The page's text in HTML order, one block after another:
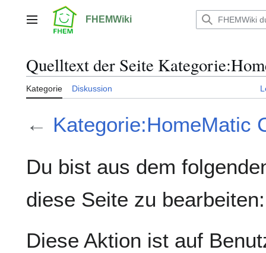
springenHauptmenü FHEMWiki
Quelltext der Seite
Kategorie Diskussion
← Kategorie:HomeMatic
Du bist aus dem
diese Seite zu bearbeiten:
Diese Aktion ist auf